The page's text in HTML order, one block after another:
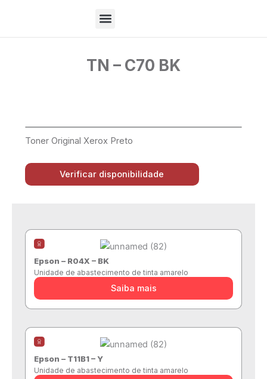
o
TN – C70 BK
Toner Original Xerox Preto
Verificar disponibilidade
Epson – R04X – BK
Unidade de abastecimento de tinta amarelo
Saiba mais
Epson – T11B1 – Y
Unidade de abastecimento de tinta amarelo